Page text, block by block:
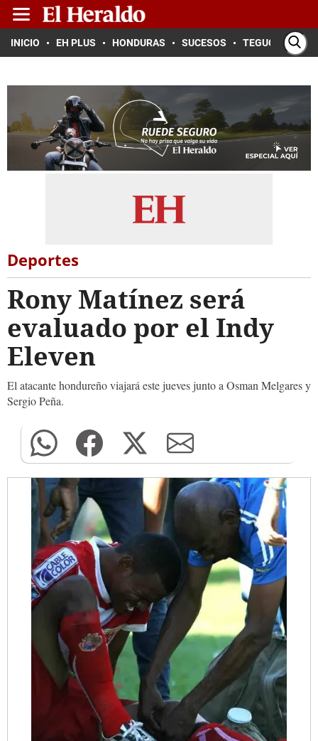
INICIO EH PLUS HONDURAS SUCESOS TEGUCIGALPA
Deportes
Rony Matínez será
evaluado por el Indy
Eleven
El atacante hondureño viajará este jueves junto a Osman Melgares y
Sergio Peña.